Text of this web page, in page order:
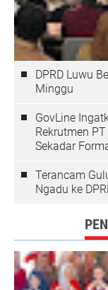
DPRD Luwu
Minggu
GovLine
Rekrutmen
Sekadar
Terancam
Ngadu ke